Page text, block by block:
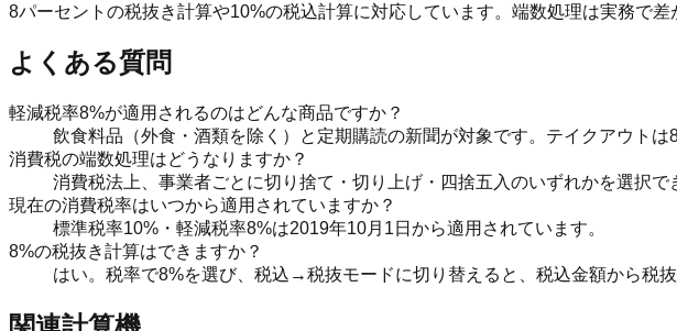
8パーセントの税抜き計算や10%の税込計算に対応しています。端数処理は実務で
よくある質問
軽減税率8%が適用されるのはどんな商品ですか？
飲食料品（外食・酒類を除く）と定期購読の新聞が対象です。テイクアウトは
消費税の端数処理はどうなりますか？
消費税法上、事業者ごとに切り捨て・切り上げ・四捨五入のいずれかを選択で
現在の消費税率はいつから適用されていますか？
標準税率10%・軽減税率8%は2019年10月1日から適用されています。
8%の税抜き計算はできますか？
はい。税率で8%を選び、税込→税抜モードに切り替えると、税込金額から税